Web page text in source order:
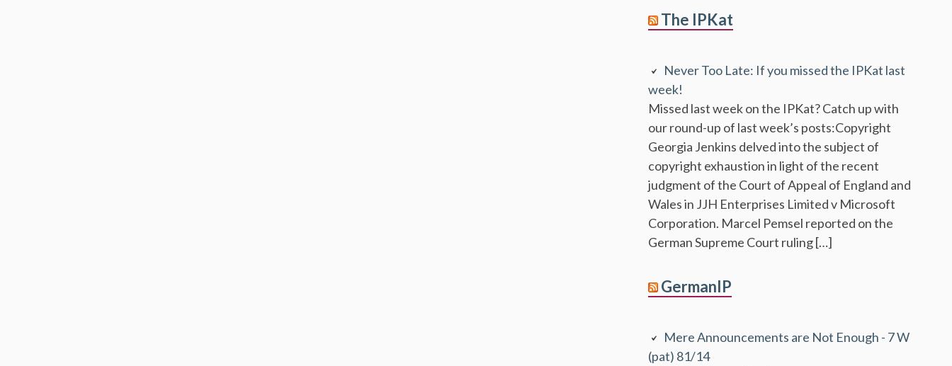
The IPKat
Never Too Late: If you missed the IPKat last
week!
Missed last week on the IPKat? Catch up with
our round-up of last week’s posts:Copyright
Georgia Jenkins delved into the subject of
copyright exhaustion in light of the recent
judgment of the Court of Appeal of England and
Wales in JJH Enterprises Limited v Microsoft
Corporation. Marcel Pemsel reported on the
German Supreme Court ruling […]
GermanIP
Mere Announcements are Not Enough - 7 W
(pat) 81/14